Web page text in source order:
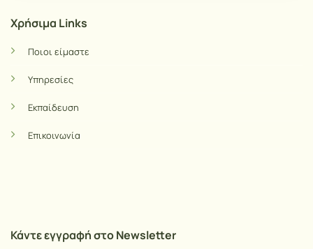
Χρήσιμα Links
Ποιοι είμαστε
Υπηρεσίες
Εκπαίδευση
Επικοινωνία
Κάντε εγγραφή στο Newsletter